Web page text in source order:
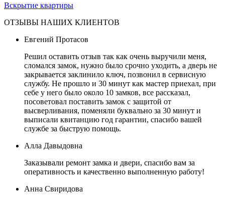
Вскрытие квартиры
ОТЗЫВЫ НАШИХ КЛИЕНТОВ
Евгений Протасов
Решил оставить отзыв так как очень выручили меня,
сломался замок, нужно было срочно уходить, а дверь не
закрывается заклинило ключ, позвонил в сервисную
службу. Не прошло и 30 минут как мастер приехал, при
себе у него было около 10 замков, все рассказал,
посоветовал поставить замок с защитой от
высверливания, поменяли буквально за 30 минут и
выписали квитанцию год гарантии, спасибо вашей
службе за быструю помощь.
Алла Давыдовна
Заказывали ремонт замка и двери, спасибо вам за
оперативность и качественно выполненную работу!
Анна Свиридова